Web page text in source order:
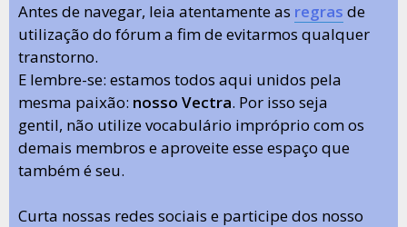
Antes de navegar, leia atentamente as regras de
utilização do fórum a fim de evitarmos qualquer
transtorno.
E lembre-se: estamos todos aqui unidos pela
mesma paixão: nosso Vectra. Por isso seja
gentil, não utilize vocabulário impróprio com os
demais membros e aproveite esse espaço que
também é seu.
Curta nossas redes sociais e participe dos nosso